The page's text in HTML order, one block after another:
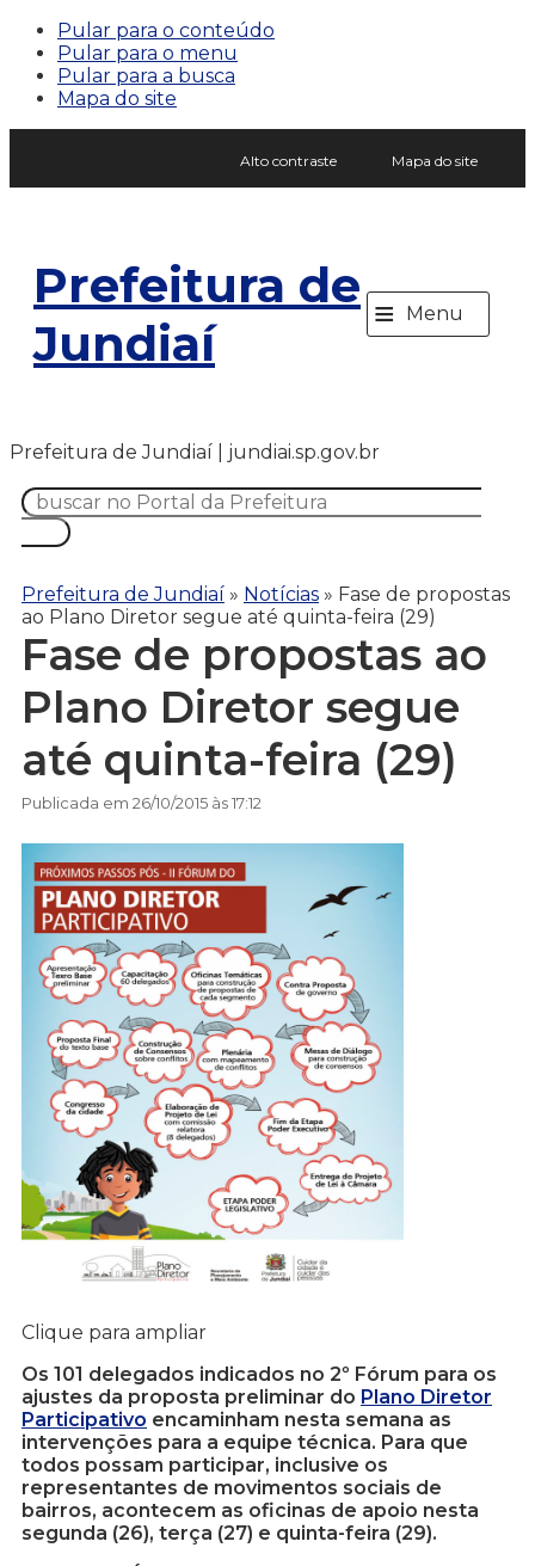
Pular para o conteúdo
Pular para o menu
Pular para a busca
Mapa do site
Alto contraste Mapa do site
Prefeitura de
Jundiaí
≡ Menu
Prefeitura de Jundiaí | jundiai.sp.gov.br
Prefeitura de Jundiaí » Notícias » Fase de propostas
ao Plano Diretor segue até quinta-feira (29)
Fase de propostas ao
Plano Diretor segue
até quinta-feira (29)
Publicada em 26/10/2015 às 17:12
Clique para ampliar
Os 101 delegados indicados no 2º Fórum para os
ajustes da proposta preliminar do Plano Diretor
Participativo encaminham nesta semana as
intervenções para a equipe técnica. Para que
todos possam participar, inclusive os
representantes de movimentos sociais de
bairros, acontecem as oficinas de apoio nesta
segunda (26), terça (27) e quinta-feira (29).